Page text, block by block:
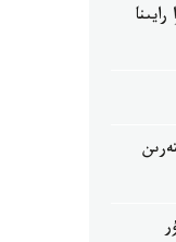
اۋا رايىنا